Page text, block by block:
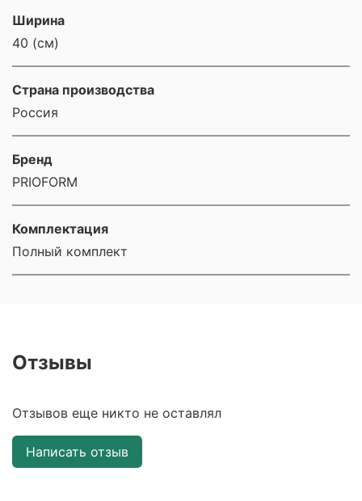
Ширина
40 (см)
Страна производства
Россия
Бренд
PRIOFORM
Комплектация
Полный комплект
Отзывы
Отзывов еще никто не оставлял
Написать отзыв